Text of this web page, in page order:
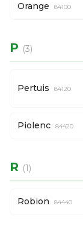
Orange 84100
P (3)
Pertuis 84120
Piolenc 84420
R (1)
Robion 84440